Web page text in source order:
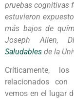
pruebas cognitivas
estuvieron
más bajos de
Joseph Allen,
Saludables de la
Críticamente,
relacionados
vemos en el lugar